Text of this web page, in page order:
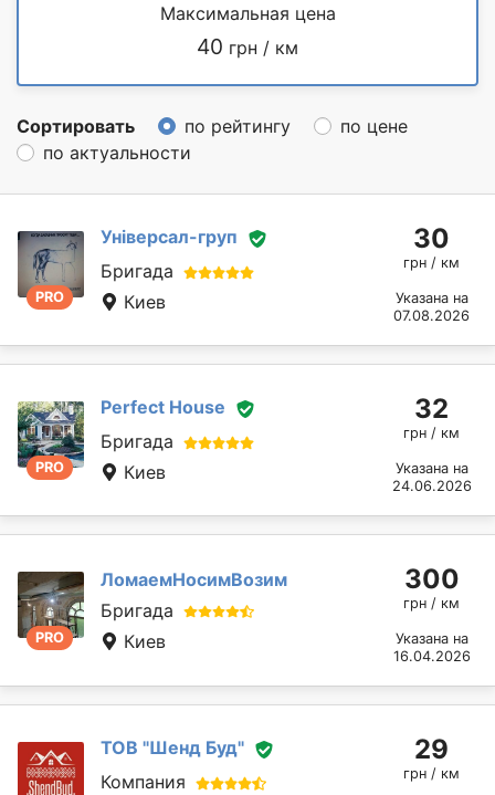
Максимальная цена
40 грн / км
Сортировать по рейтингу
по цене
по актуальности
PRO
Універсал-груп
Бригада
Киев
30
грн / км
Указана на
07.08.2026
PRO
Perfect House
Бригада
Киев
32
грн / км
Указана на
24.06.2026
PRO
ЛомаемНосимВозим
Бригада
Киев
300
грн / км
Указана на
16.04.2026
ТОВ "Шенд Буд"
Компания
29
грн / км